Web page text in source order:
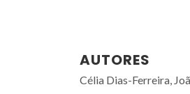
AUTORES
Célia Dias-Ferreira,